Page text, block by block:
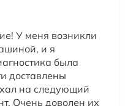
У меня возникли
и я
была
доставлены
на следующий
Очень доволен их